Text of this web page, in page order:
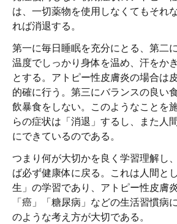
は、一切薬物を使用しなくてもそれ
れば消退する。
第一に毎日睡眠を充分にとる、第二
温度でしっかり身体を温め、汗をか
とする。アトピー性皮膚炎の場合は
的確に行う。第三にバランスの良い
飲暴食をしない。このようなことを
らの症状は「消退」するし、また人
にできているのである。
つまり何が大切かを良く学習理解し
ば必ず健康体に戻る。これは人間と
生」の学習であり、アトピー性皮膚
「癌」「糖尿病」などの生活習慣病
のような考え方が大切である。